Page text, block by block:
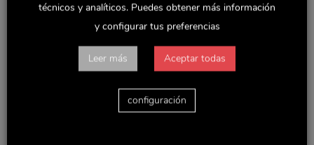
técnicos y analíticos. Puedes obtener más información
y configurar tus preferencias
Leer más Aceptar todas
configuración